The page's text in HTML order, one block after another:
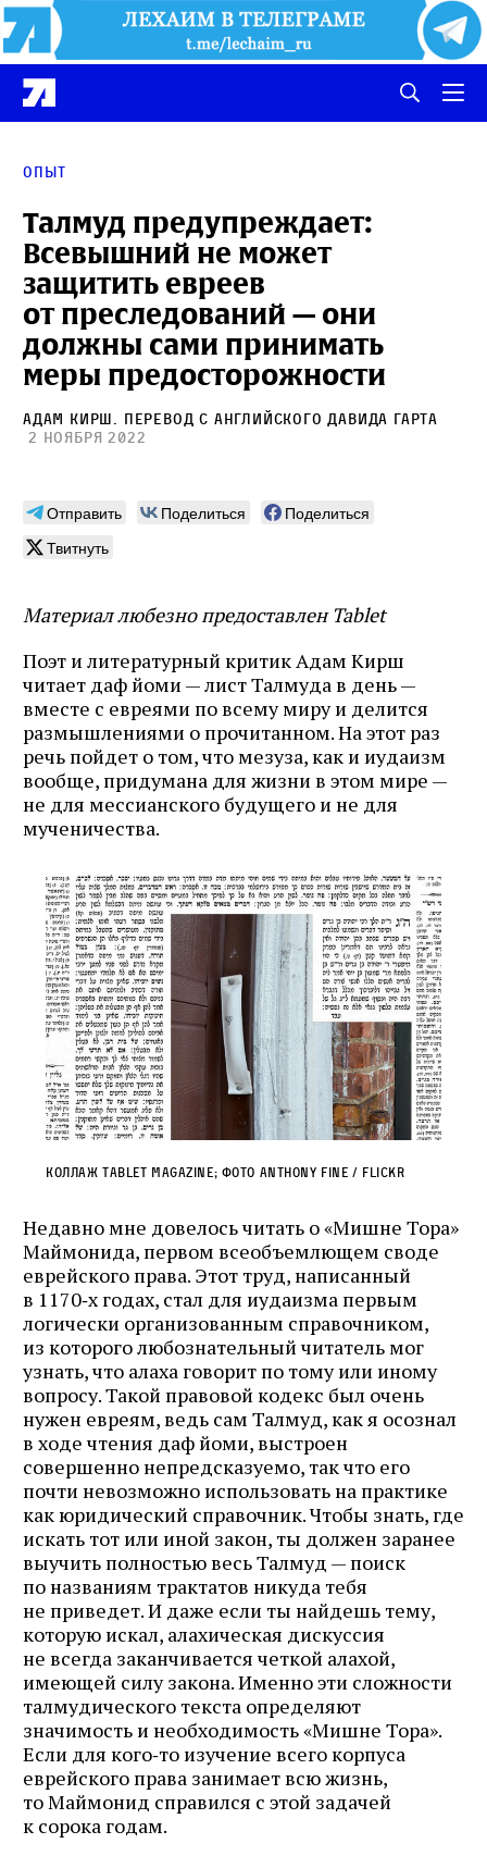
Опыт
Талмуд предупреждает:
Всевышний не может
защитить евреев
от преследований — они
должны сами принимать
меры предосторожности
Адам Кирш . Перевод с английского Давида Гарта
2 ноября 2022
Отправить Поделиться
Поделиться
Твитнуть
Материал любезно предоставлен Tablet
Поэт и литературный критик Адам Кирш
читает даф йоми — лист Талмуда в день —
вместе с евреями по всему миру и делится
размышлениями о прочитанном. На этот раз
речь пойдет о том, что мезуза, как и иудаизм
вообще, придумана для жизни в этом мире —
не для мессианского будущего и не для
мученичества.
Коллаж Tablet Magazine; фото Anthony Fine / Flickr
Недавно мне довелось читать о «Мишне Тора»
Маймонида, первом всеобъемлющем своде
еврейского права. Этот труд, написанный
в 1170‑х годах, стал для иудаизма первым
логически организованным справочником,
из которого любознательный читатель мог
узнать, что алаха говорит по тому или иному
вопросу. Такой правовой кодекс был очень
нужен евреям, ведь сам Талмуд, как я осознал
в ходе чтения даф йоми, выстроен
совершенно непредсказуемо, так что его
почти невозможно использовать на практике
как юридический справочник. Чтобы знать, где
искать тот или иной закон, ты должен заранее
выучить полностью весь Талмуд — поиск
по названиям трактатов никуда тебя
не приведет. И даже если ты найдешь тему,
которую искал, алахическая дискуссия
не всегда заканчивается четкой алахой,
имеющей силу закона. Именно эти сложности
талмудического текста определяют
значимость и необходимость «Мишне Тора».
Если для кого‑то изучение всего корпуса
еврейского права занимает всю жизнь,
то Маймонид справился с этой задачей
к сорока годам.